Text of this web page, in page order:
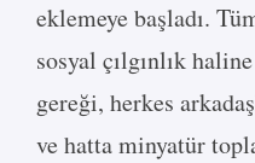
eklemeye başladı.
sosyal çılgınlık
gereği, herkes
ve hatta minyatür